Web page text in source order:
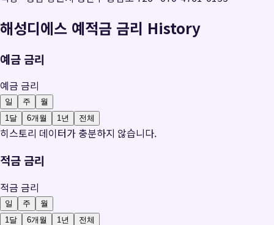
해성디에스 예적금 금리 History
예금 금리
예금 금리
일 주
월
1달
6개월 1년 전체
히스토리 데이터가 충분하지 않습니다.
적금 금리
적금 금리
일 주
월
1달
6개월 1년 전체